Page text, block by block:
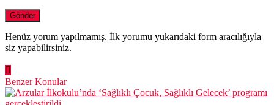
Henüz yorum yapılmamış. İlk yorumu yukarıdaki form aracılığıyla
siz yapabilirsiniz.
Benzer Konular